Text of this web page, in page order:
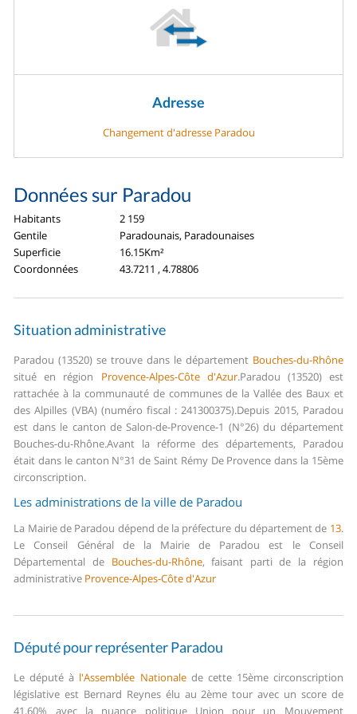
Adresse
Changement d'adresse Paradou
Données sur Paradou
Habitants
2 159
Gentile
Paradounais, Paradounaises
Superficie
16.15Km²
Coordonnées
43.7211 , 4.78806
Situation administrative
Paradou (13520) se trouve dans le département Bouches-du-Rhône
situé en région Provence-Alpes-Côte d'Azur.Paradou (13520) est
rattachée à la communauté de communes de la Vallée des Baux et
des Alpilles (VBA) (numéro fiscal : 241300375).Depuis 2015, Paradou
est dans le canton de Salon-de-Provence-1 (N°26) du département
Bouches-du-Rhône.Avant la réforme des départements, Paradou
était dans le canton N°31 de Saint Rémy De Provence dans la 15ème
circonscription.
Les administrations de la ville de Paradou
La Mairie de Paradou dépend de la préfecture du département de 13.
Le Conseil Général de la Mairie de Paradou est le Conseil
Départemental de Bouches-du-Rhône, faisant parti de la région
administrative Provence-Alpes-Côte d'Azur
Député pour représenter Paradou
Le député à l'Assemblée Nationalede cette 15ème circonscription
législative est Bernard Reynes élu au 2ème tour avec un score de